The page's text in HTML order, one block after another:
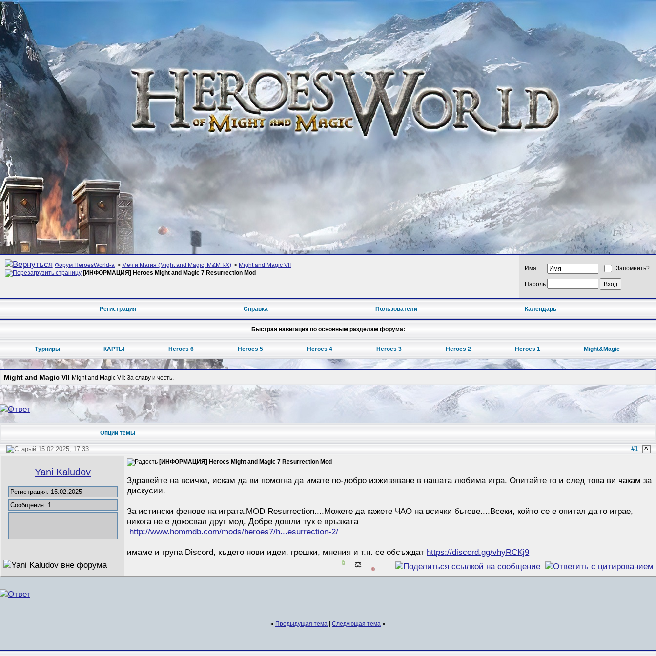
Форум HeroesWorld-а > Меч и Магия (Might and Magic, M&M I-X) > Might and Magic VII
[ИНФОРМАЦИЯ] Heroes Might and Magic 7 Resurrection Mod
Имя Запомнить?
Пароль
Регистрация Справка Пользователи Календарь
Быстрая навигация по основным разделам форума:
Турниры КАРТЫ Heroes 6 Heroes 5 Heroes 4 Heroes 3 Heroes 2 Heroes 1 Might&Magic
Might and Magic VII Might and Magic VII: За славу и честь.
Опции темы
15.02.2025, 17:33 #1 ^
Yani Kaludov
Регистрация: 15.02.2025
Сообщения: 1
[ИНФОРМАЦИЯ] Heroes Might and Magic 7 Resurrection Mod
Здравейте на всички, искам да ви помогна да имате по-добро изживяване в нашата любима игра. Опитайте го и след това ви чакам за
дискусии.
За истински фенове на играта.MOD Resurrection....Можете да кажете ЧАО на всички бъгове....Всеки, който се е опитал да го играе,
никога не е докосвал друг мод. Добре дошли тук е връзката
http://www.hommdb.com/mods/heroes7/h...esurrection-2/
имаме и група Discord, където нови идеи, грешки, мнения и т.н. се обсъждат https://discord.gg/vhyRCKj9
0 ⚖️ 0
« Предыдущая тема Следующая тема »